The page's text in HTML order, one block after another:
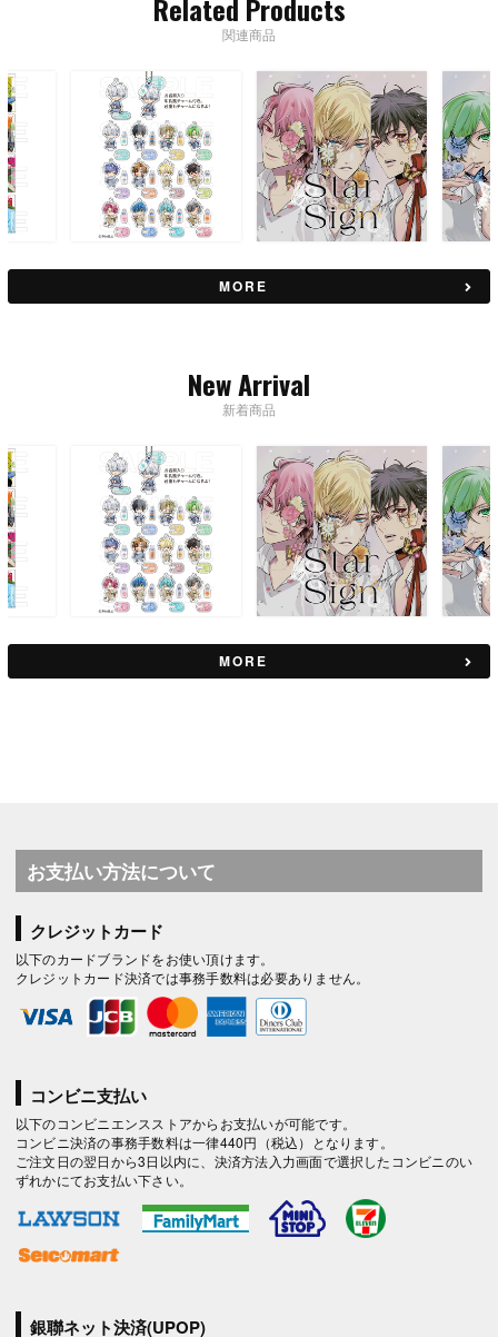
Related Products
関連商品
MORE
New Arrival
新着商品
MORE
お支払い方法について
クレジットカード
以下のカードブランドをお使い頂けます。
クレジットカード決済では事務手数料は必要ありません。
コンビニ支払い
以下のコンビニエンスストアからお支払いが可能です。
コンビニ決済の事務手数料は一律440円（税込）となります。
ご注文日の翌日から3日以内に、決済方法入力画面で選択したコンビニのい
ずれかにてお支払い下さい。
銀聯ネット決済(UPOP)